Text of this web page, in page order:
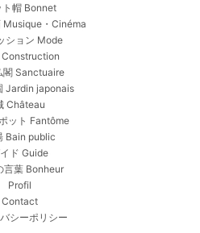
ト帽 Bonnet
Musique・Cinéma
ション Mode
Construction
閣 Sanctuaire
Jardin japonais
Château
ット Fantôme
Bain public
ド Guide
言葉 Bonheur
Profil
Contact
シーポリシー